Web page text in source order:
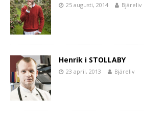
25 augusti, 2014 Bjäreliv
Henrik i STOLLABY
23 april, 2013 Bjäreliv